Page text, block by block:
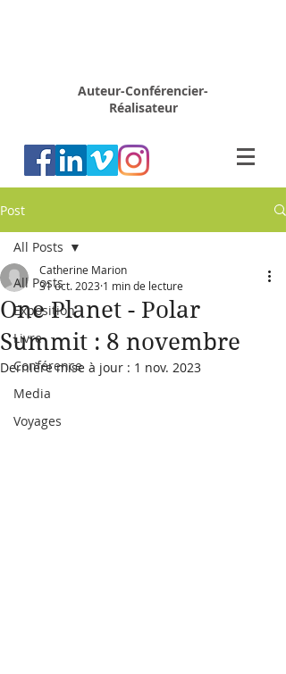
Auteur-Conférencier-
Réalisateur
Post
All Posts
Exposition
Livre
Conférence
Media
Voyages
All Posts
One Planet - Polar
Summit : 8 novembre
Catherine Marion
31 oct. 2023 1 min de lecture
Dernière mise à jour : 1 nov. 2023